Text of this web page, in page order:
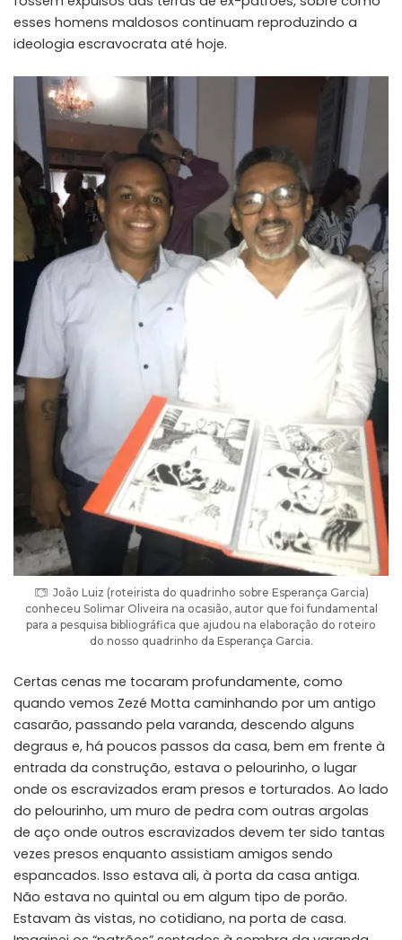
esses homens maldosos continuam reproduzindo a
ideologia escravocrata até hoje.
João Luiz (roteirista do quadrinho sobre Esperança Garcia)
conheceu Solimar Oliveira na ocasião, autor que foi fundamental
para a pesquisa bibliográfica que ajudou na elaboração do roteiro
do nosso quadrinho da Esperança Garcia.
Certas cenas me tocaram profundamente, como
quando vemos Zezé Motta caminhando por um antigo
casarão, passando pela varanda, descendo alguns
degraus e, há poucos passos da casa, bem em frente à
entrada da construção, estava o pelourinho, o lugar
onde os escravizados eram presos e torturados. Ao lado
do pelourinho, um muro de pedra com outras argolas
de aço onde outros escravizados devem ter sido tantas
vezes presos enquanto assistiam amigos sendo
espancados. Isso estava ali, à porta da casa antiga.
Não estava no quintal ou em algum tipo de porão.
Estavam às vistas, no cotidiano, na porta de casa.